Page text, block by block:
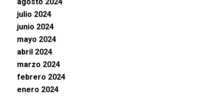
julio 2024
junio 2024
mayo 2024
abril 2024
marzo 2024
febrero 2024
enero 2024